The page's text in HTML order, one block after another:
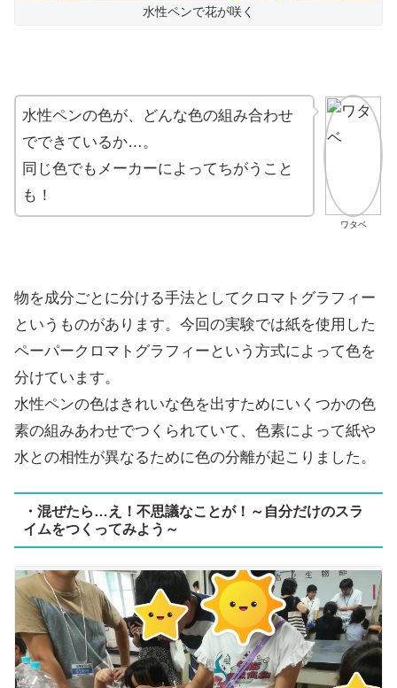
水性ペンで花が咲く
ワタベ
水性ペンの色が、どんな色の組み合わせ
でできているか…。
同じ色でもメーカーによってちがうこと
も！
物を成分ごとに分ける手法としてクロマトグラフィー
というものがあります。今回の実験では紙を使用した
ペーパークロマトグラフィーという方式によって色を
分けています。
水性ペンの色はきれいな色を出すためにいくつかの色
素の組みあわせでつくられていて、色素によって紙や
水との相性が異なるために色の分離が起こりました。
・混ぜたら…え！不思議なことが！～自分だけのスラ
イムをつくってみよう～